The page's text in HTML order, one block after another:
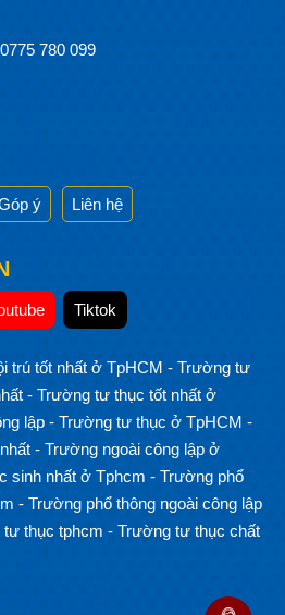
780 099
ý Liên hệ
Tiktok
trú tốt nhất ở TpHCM - Trường tư
- Trường tư thục tốt nhất ở
lập - Trường tư thục ở TpHCM -
- Trường ngoài công lập ở
sinh nhất ở Tphcm - Trường phổ
- Trường phổ thông ngoài công lập
tư thục tphcm - Trường tư thục chất